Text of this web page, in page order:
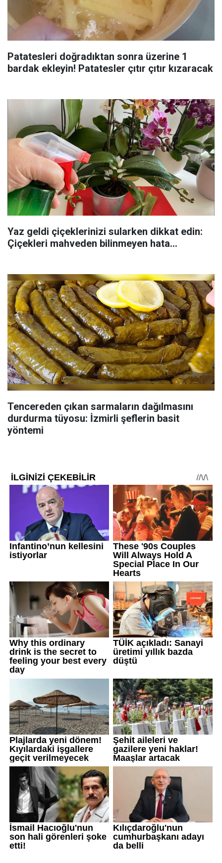
Patatesleri doğradıktan sonra üzerine 1
bardak ekleyin! Patatesler çıtır çıtır kızaracak
Yaz geldi çiçeklerinizi sularken dikkat edin:
Çiçekleri mahveden bilinmeyen hata...
Tencereden çıkan sarmaların dağılmasını
durdurma tüyosu: İzmirli şeflerin basit
yöntemi